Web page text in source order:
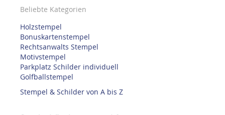
Beliebte Kategorien
Holzstempel
Bonuskartenstempel
Rechtsanwalts Stempel
Motivstempel
Parkplatz Schilder individuell
Golfballstempel
Stempel & Schilder von A bis Z